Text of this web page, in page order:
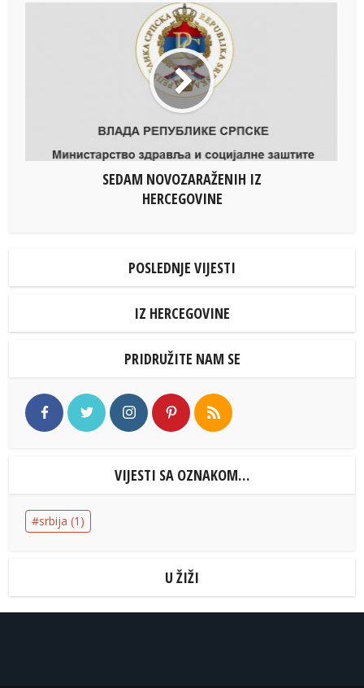
SEDAM NOVOZARAŽENIH IZ
HERCEGOVINE
POSLEDNJE VIJESTI
IZ HERCEGOVINE
PRIDRUŽITE NAM SE
VIJESTI SA OZNAKOM…
srbija (1)
U ŽIŽI